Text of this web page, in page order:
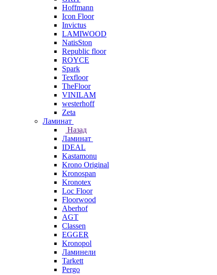
Hoffmann
Icon Floor
Invictus
LAMIWOOD
NatisSton
Republic floor
ROYCE
Spark
Texfloor
TheFloor
VINILAM
westerhoff
Zeta
Ламинат
Назад
Ламинат
IDEAL
Kastamonu
Krono Original
Kronospan
Kronotex
Loc Floor
Floorwood
Aberhof
AGT
Classen
EGGER
Kronopol
Ламинели
Tarkett
Pergo